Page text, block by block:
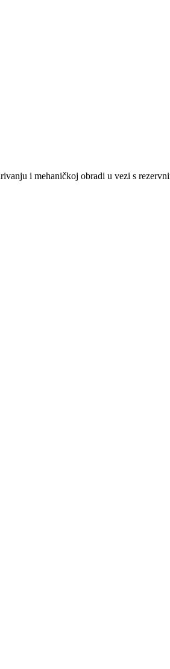
i mehaničkoj obradi u vezi s